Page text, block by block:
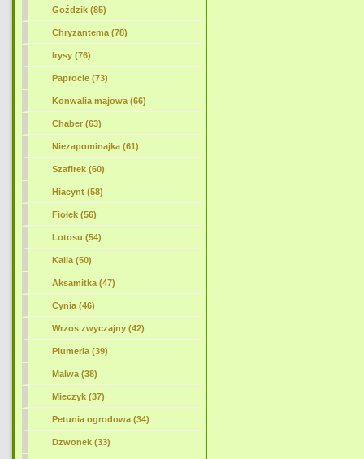
Goździk (85)
Chryzantema (78)
Irysy (76)
Paprocie (73)
Konwalia majowa (66)
Chaber (63)
Niezapominajka (61)
Szafirek (60)
Hiacynt (58)
Fiołek (56)
Lotosu (54)
Kalia (50)
Aksamitka (47)
Cynia (46)
Wrzos zwyczajny (42)
Plumeria (39)
Malwa (38)
Mieczyk (37)
Petunia ogrodowa (34)
Dzwonek (33)